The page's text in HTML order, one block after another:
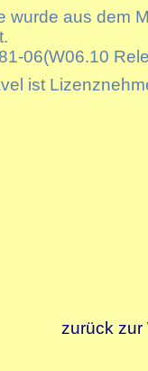
zurück zur